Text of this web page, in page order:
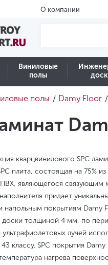
О компании
Виниловые
полы
полы / Damy Floor /
кварцвинилового SPC
плита, состоящая на 75%
ПВХ, являющегося
придает
напольным покрытиям Damy
толщиной 4 мм, по
ультрафиолетовых лучей
43 классу. SPC покрытия
нагрева